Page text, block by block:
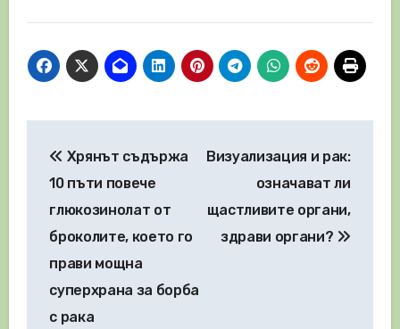
Хрянът съдържа
10 пъти повече
глюкозинолат от
броколите, което го
прави мощна
суперхрана за борба
с рака
Визуализация и рак:
означават ли
щастливите органи,
здрави органи?